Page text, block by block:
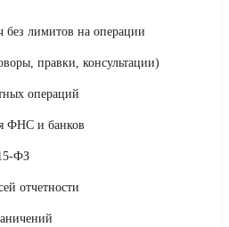
без лимитов на операции
правки, консультации)
операций
ФНС и банков
ФЗ
отчетности